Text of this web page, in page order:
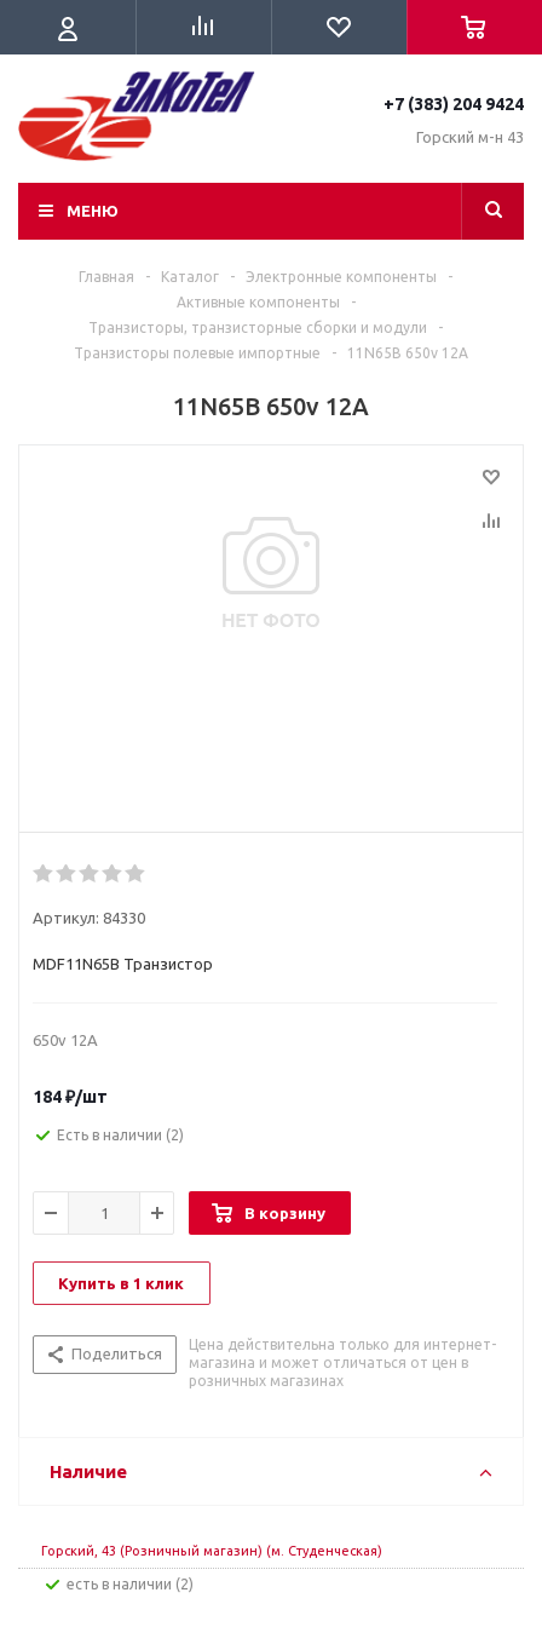
+7 (383) 204 9424
Горский м-н 43
МЕНЮ
Главная - Каталог - Электронные компоненты
-
Активные компоненты
-
Транзисторы, транзисторные сборки и модули
-
Транзисторы полевые импортные
- 11N65B 650v 12A
11N65B 650v 12A
Артикул: 84330
MDF11N65B Транзистор
650v 12A
184₽/шт
Есть в наличии (2)
В корзину
Купить в 1 клик
Поделиться
Цена действительна только для интернет-
магазина и может отличаться от цен в
розничных магазинах
Наличие
Горский, 43 (Розничный магазин) (м. Студенческая)
Есть в наличии (2)